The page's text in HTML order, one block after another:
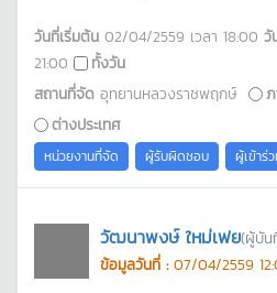
วันที่เริ่มต้น 02/04/2559 เวลา 18:00 วั
21:00
ทั้งวัน
สถานที่จัด อุทยานหลวงราชพฤกษ์
ต่างประเทศ
หน่วยงานที่จัด ผู้รับผิดชอบ ผู้เข้าร่
วัฒนาพงษ์ ใหม่เฟย(ผู้บัน
ข้อมูลวันที่ : 07/04/2559